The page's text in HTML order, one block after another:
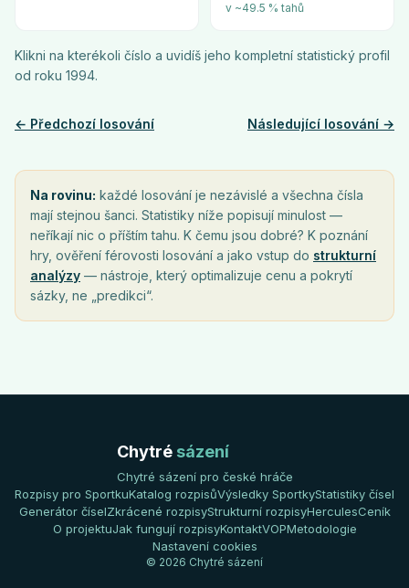
v ~49.5 % tahů
Klikni na kterékoli číslo a uvidíš jeho kompletní statistický profil
od roku 1994.
← Předchozí losování Následující losování →
Na rovinu: každé losování je nezávislé a všechna čísla
mají stejnou šanci. Statistiky níže popisují minulost —
neříkají nic o příštím tahu. K čemu jsou dobré? K poznání
hry, ověření férovosti losování a jako vstup do strukturní
analýzy — nástroje, který optimalizuje cenu a pokrytí
sázky, ne „predikci“.
Chytré sázení
Chytré sázení pro české hráče
Rozpisy pro SportkuKatalog rozpisůVýsledky SportkyStatistiky čísel
Generátor číselZkrácené rozpisyStrukturní rozpisyHerculesCeník
O projektuJak fungují rozpisyKontaktVOPMetodologie
Nastavení cookies
© 2026 Chytré sázení